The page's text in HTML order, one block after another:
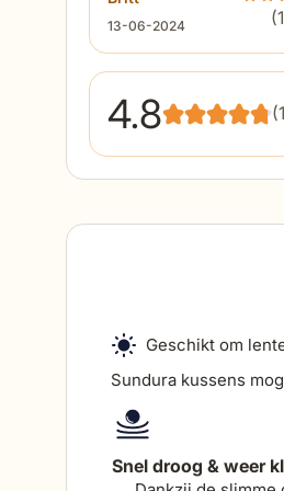
13 juni 2024
13-06-2024
4.8
Geschikt om
Sundura kussens
Snel droog & weer